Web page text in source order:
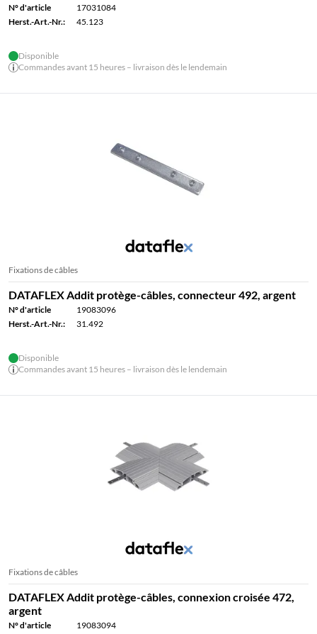
N° d'article
17031084
Herst.-Art.-Nr.:
45.123
Disponible
Commandes avant 15 heures – livraison dès le lendemain
Fixations de câbles
DATAFLEX Addit protège-câbles, connecteur 492, argent
N° d'article
19083096
Herst.-Art.-Nr.:
31.492
Disponible
Commandes avant 15 heures – livraison dès le lendemain
Fixations de câbles
DATAFLEX Addit protège-câbles, connexion croisée 472,
argent
N° d'article
19083094